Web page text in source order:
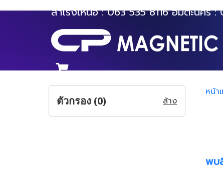
สำโรงเหนือ :063 535 8116อมตะนคร :
หน้า
พบ
ตัวกรอง (0) ล้าง